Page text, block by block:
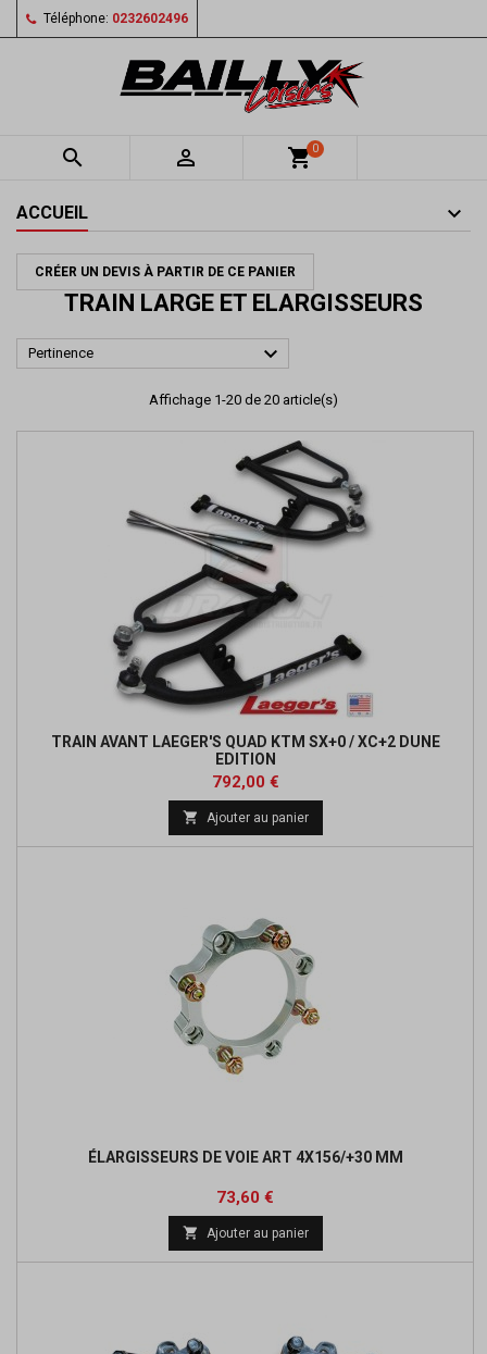
Téléphone: 0232602496
  shopping_cart0
ACCUEIL
CRÉER UN DEVIS À PARTIR DE CE PANIER
TRAIN LARGE ET ELARGISSEURS
Pertinence 
Affichage 1-20 de 20 article(s)
TRAIN AVANT LAEGER'S QUAD KTM SX+0 / XC+2 DUNE
EDITION
Prix
792,00 €Prix
de
base
 Ajouter au panier
ÉLARGISSEURS DE VOIE ART 4X156/+30 MM
Prix
73,60 €
base
 Ajouter au panier